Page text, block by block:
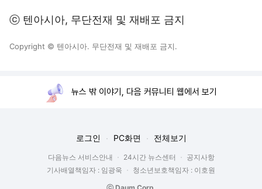
ⓒ 텐아시아, 무단전재 및 재배포 금지
Copyright © 텐아시아. 무단전재 및 재배포 금지.
뉴스 밖 이야기, 다음 커뮤니티 웹에서 보기
로그인 PC화면 전체보기
다음뉴스 서비스안내 24시간 뉴스센터
공지사항
기사배열책임자 : 임광욱
청소년보호책임자 : 이호원